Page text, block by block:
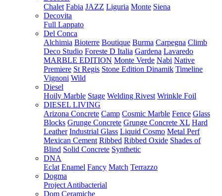
Chalet Fabia JAZZ Liguria Monte Siena
Decovita
Full Lappato
Del Conca
Alchimia Bioterre Boutique Burma Carpegna Climb
Deco Studio Foreste D Italia Gardena Lavaredo
MARBLE EDITION Monte Verde Nabi Native
Premiere St Regis Stone Edition Dinamik Timeline
Vignoni Wild
Diesel
Hoily Marble Stage Welding Rivest Wrinkle Foil
DIESEL LIVING
Arizona Concrete Camp Cosmic Marble Fence Glass
Blocks Grunge Concrete Grunge Concrete XL Hard
Leather Industrial Glass Liquid Cosmo Metal Perf
Mexican Cement Ribbed Ribbed Oxide Shades of
Blind Solid Concrete Synthetic
DNA
Eclat Enamel Fancy Match Terrazzo
Dogma
Project Antibacterial
Dom Ceramiche